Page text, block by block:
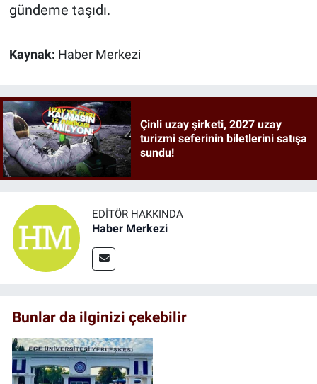
gündeme taşıdı.
Kaynak: Haber Merkezi
Çinli uzay şirketi, 2027 uzay
turizmi seferinin biletlerini satışa
sundu!
EDITÖR HAKKINDA
Haber Merkezi
Bunlar da ilginizi çekebilir